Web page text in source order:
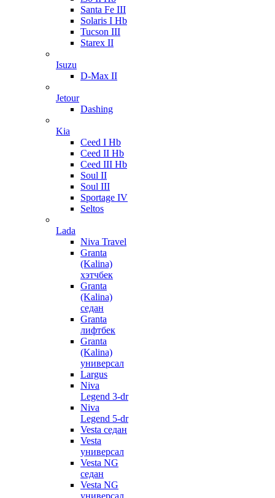
Santa Fe III
Solaris I Hb
Tucson III
Starex II
Isuzu
D-Max II
Jetour
Dashing
Kia
Ceed I Hb
Ceed II Hb
Ceed III Hb
Soul II
Soul III
Sportage IV
Seltos
Lada
Niva Travel
Granta
(Kalina)
хэтчбек
Granta
(Kalina)
седан
Granta
лифтбек
Granta
(Kalina)
универсал
Largus
Niva
Legend 3-dr
Niva
Legend 5-dr
Vesta седан
Vesta
универсал
Vesta NG
седан
Vesta NG
универсал